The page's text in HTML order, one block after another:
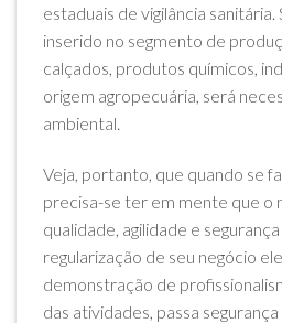
estaduais de vigilância
inserido no segmento de
calçados, produtos químicos,
origem agropecuária, será
ambiental.
Veja, portanto, que quando se
precisa-se ter em mente que o
qualidade, agilidade e
regularização de seu negócio
demonstração de
das atividades, passa